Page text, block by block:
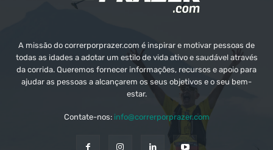
A missão do correrporprazer.com é inspirar e motivar pessoas de
todas as idades a adotar um estilo de vida ativo e saudável através
da corrida. Queremos fornecer informações, recursos e apoio para
ajudar as pessoas a alcançarem os seus objetivos e o seu bem-
estar.
Contate-nos: info@correrporprazer.com